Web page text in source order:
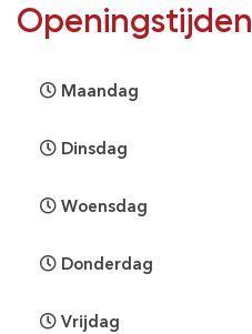
Openingstijden
Maandag
Dinsdag
Woensdag
Donderdag
Vrijdag